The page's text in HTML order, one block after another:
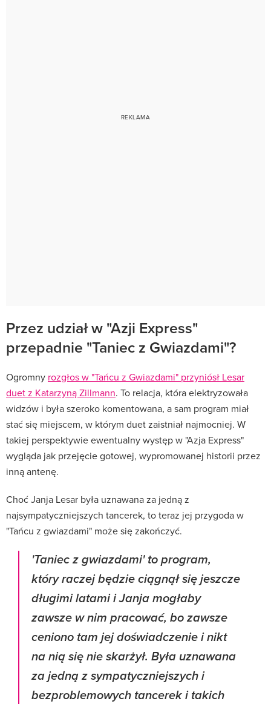
Przez udział w "Azji Express"
przepadnie "Taniec z Gwiazdami"?
Ogromny rozgłos w "Tańcu z Gwiazdami" przyniósł Lesar
duet z Katarzyną Zillmann. To relacja, która elektryzowała
widzów i była szeroko komentowana, a sam program miał
stać się miejscem, w którym duet zaistniał najmocniej. W
takiej perspektywie ewentualny występ w "Azja Express"
wygląda jak przejęcie gotowej, wypromowanej historii przez
inną antenę.
Choć Janja Lesar była uznawana za jedną z
najsympatyczniejszych tancerek, to teraz jej przygoda w
"Tańcu z gwiazdami" może się zakończyć.
'Taniec z gwiazdami' to program,
który raczej będzie ciągnął się jeszcze
długimi latami i Janja mogłaby
zawsze w nim pracować, bo zawsze
ceniono tam jej doświadczenie i nikt
na nią się nie skarżył. Była uznawana
za jedną z sympatyczniejszych i
bezproblemowych tancerek i takich